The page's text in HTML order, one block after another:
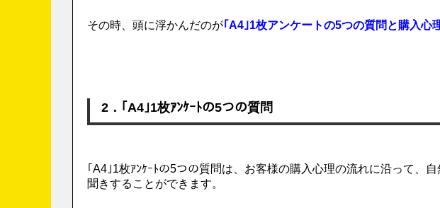
その時、頭に浮かんだのが｢A4｣1枚アンケートの5つの質問と購入心
2．｢A4｣1枚ｱﾝｹｰﾄの5つの質問
｢A4｣1枚ｱﾝｹｰﾄの5つの質問は、お客様の購入心理の流れに沿って、
聞きすることができます。